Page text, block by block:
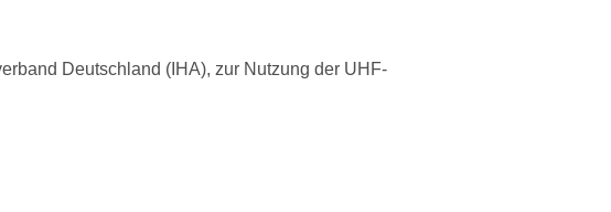
Deutschland (IHA), zur Nutzung der UHF-